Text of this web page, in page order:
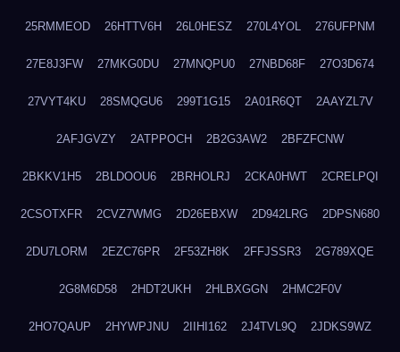
25RMMEOD 26HTTV6H 26L0HESZ 270L4YOL 276UFPNM
27E8J3FW 27MKG0DU 27MNQPU0 27NBD68F 27O3D674
27VYT4KU 28SMQGU6 299T1G15 2A01R6QT 2AAYZL7V
2AFJGVZY 2ATPPOCH 2B2G3AW2 2BFZFCNW
2BKKV1H5 2BLDOOU6 2BRHOLRJ 2CKA0HWT 2CRELPQI
2CSOTXFR 2CVZ7WMG 2D26EBXW 2D942LRG 2DPSN680
2DU7LORM 2EZC76PR 2F53ZH8K 2FFJSSR3 2G789XQE
2G8M6D58 2HDT2UKH 2HLBXGGN 2HMC2F0V
2HO7QAUP 2HYWPJNU 2IIHI162 2J4TVL9Q 2JDKS9WZ